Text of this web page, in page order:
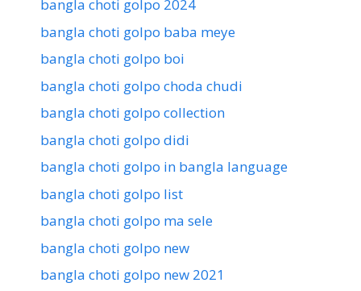
bangla choti golpo 2024
bangla choti golpo baba meye
bangla choti golpo boi
bangla choti golpo choda chudi
bangla choti golpo collection
bangla choti golpo didi
bangla choti golpo in bangla language
bangla choti golpo list
bangla choti golpo ma sele
bangla choti golpo new
bangla choti golpo new 2021